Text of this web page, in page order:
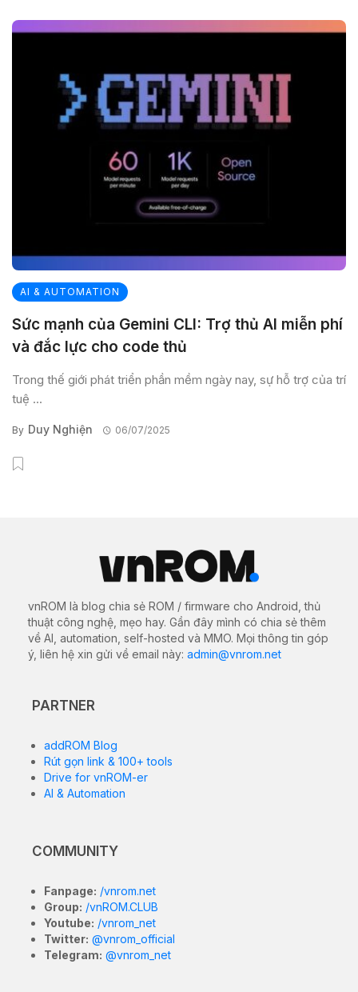
AI & AUTOMATION
Sức mạnh của Gemini CLI: Trợ thủ AI miễn phí
và đắc lực cho code thủ
Trong thế giới phát triển phần mềm ngày nay, sự hỗ trợ của trí
tuệ ...
By Duy Nghiện 06/07/2025
vnROM là blog chia sẻ ROM / firmware cho Android, thủ
thuật công nghệ, mẹo hay. Gần đây mình có chia sẻ thêm
về AI, automation, self-hosted và MMO. Mọi thông tin góp
ý, liên hệ xin gửi về email này: admin@vnrom.net
PARTNER
addROM Blog
Rút gọn link & 100+ tools
Drive for vnROM-er
AI & Automation
COMMUNITY
Fanpage: /vnrom.net
Group: /vnROM.CLUB
Youtube: /vnrom_net
Twitter: @vnrom_official
Telegram: @vnrom_net